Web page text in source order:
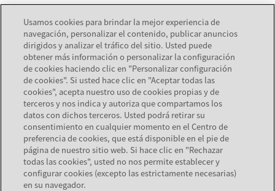
Soportese abre en una pestaña nueva
Documentaciónse abre en una pestaña nueva
Servicios
Localizador de socios
EMPRESA
Acerca de Avaya
Carreras
Usamos cookies para brindar la mejor experiencia de
navegación, personalizar el contenido, publicar anuncios
dirigidos y analizar el tráfico del sitio. Usted puede
obtener más información o personalizar la configuración
de cookies haciendo clic en "Personalizar configuración
de cookies". Si usted hace clic en "Aceptar todas las
cookies", acepta nuestro uso de cookies propias y de
terceros y nos indica y autoriza que compartamos los
datos con dichos terceros. Usted podrá retirar su
consentimiento en cualquier momento en el Centro de
preferencia de cookies, que está disponible en el pie de
página de nuestro sitio web. Si hace clic en "Rechazar
todas las cookies", usted no nos permite establecer y
configurar cookies (excepto las estrictamente necesarias)
en su navegador.